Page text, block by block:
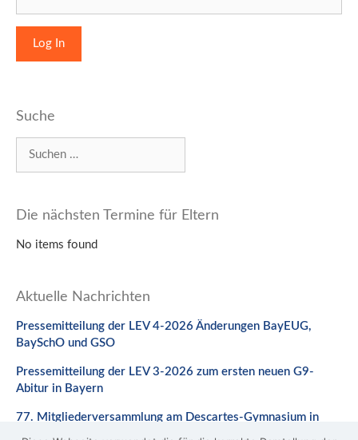
Suche
Die nächsten Termine für Eltern
No items found
Aktuelle Nachrichten
Pressemitteilung der LEV 4-2026 Änderungen BayEUG,
BaySchO und GSO
Pressemitteilung der LEV 3-2026 zum ersten neuen G9-
Abitur in Bayern
77. Mitgliederversammlung am Descartes-Gymnasium in